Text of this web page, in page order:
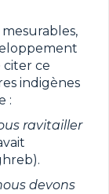
citer ce
indigènes
:
ravitailler
devons